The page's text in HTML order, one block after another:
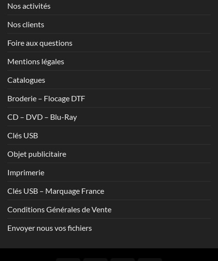
Nos activités
Nos clients
Foire aux questions
Mentions légales
Catalogues
Broderie – Flocage DTF
CD – DVD – Blu-Ray
Clés USB
Objet publicitaire
Imprimerie
Clés USB – Marquage France
Conditions Générales de Vente
Envoyer nous vos fichiers